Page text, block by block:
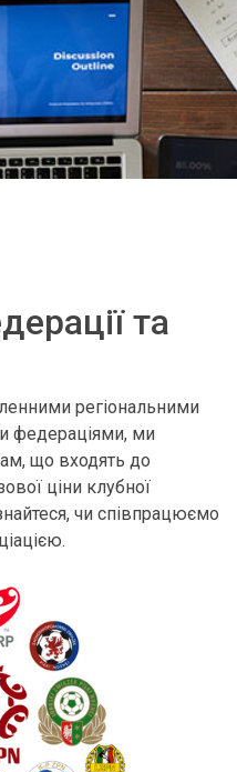
та
регіональними
федераціями, ми
що входять до
ціни клубної
чи співпрацюємо